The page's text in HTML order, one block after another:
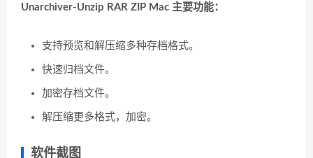
Unarchiver-Unzip RAR ZIP Mac 主要功能：
支持预览和解压缩多种存档格式。
快速归档文件。
加密存档文件。
解压缩更多格式，加密。
软件截图